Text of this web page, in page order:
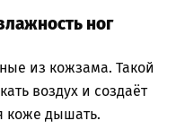
ног
из кожзама. Такой
воздух и создаёт
коже дышать.